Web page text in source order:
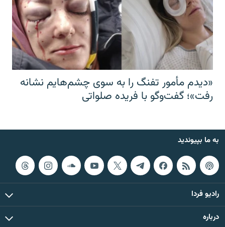
«دیدم مأمور تفنگ را به سوی چشم‌هایم نشانه
رفت»؛ گفت‌و‌گو با فریده صلواتی
به ما بپیوندید
رادیو فردا
درباره